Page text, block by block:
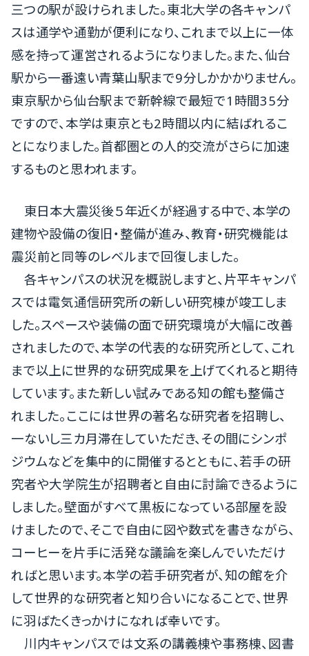
三つの駅が設けられました。東北大学の各キャンパ
スは通学や通勤が便利になり、これまで以上に一体
感を持って運営されるようになりました。また、仙台
駅から一番遠い青葉山駅まで9分しかかかりません。
東京駅から仙台駅まで新幹線で最短で1時間35分
ですので、本学は東京とも2時間以内に結ばれるこ
とになりました。首都圏との人的交流がさらに加速
するものと思われます。
東日本大震災後５年近くが経過する中で、本学の
建物や設備の復旧・整備が進み、教育・研究機能は
震災前と同等のレベルまで回復しました。
各キャンパスの状況を概説しますと、片平キャンパ
スでは電気通信研究所の新しい研究棟が竣工しま
した。スペースや装備の面で研究環境が大幅に改善
されましたので、本学の代表的な研究所として、これ
まで以上に世界的な研究成果を上げてくれると期待
しています。また新しい試みである知の館も整備さ
れました。ここには世界の著名な研究者を招聘し、
一ないし三カ月滞在していただき、その間にシンポ
ジウムなどを集中的に開催するとともに、若手の研
究者や大学院生が招聘者と自由に討論できるように
しました。壁面がすべて黒板になっている部屋を設
けましたので、そこで自由に図や数式を書きながら、
コーヒーを片手に活発な議論を楽しんでいただけ
ればと思います。本学の若手研究者が、知の館を介
して世界的な研究者と知り合いになることで、世界
に羽ばたくきっかけになれば幸いです。
川内キャンパスでは文系の講義棟や事務棟、図書